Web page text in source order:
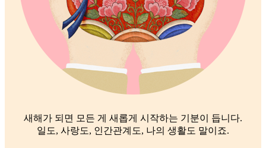
새해가 되면 모든 게 새롭게 시작하는 기분이 듭니다.
일도, 사랑도, 인간관계도, 나의 생활도 말이죠.